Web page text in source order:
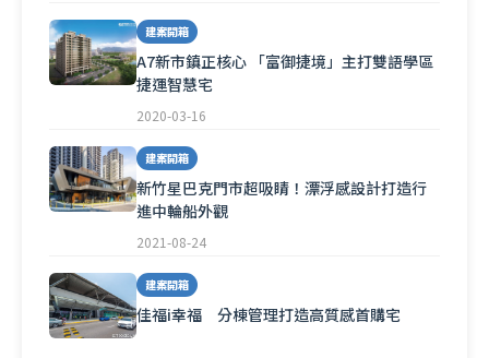
建案開箱
A7新市鎮正核心 「富御捷境」主打雙語學區
捷運智慧宅
2020-03-16
建案開箱
新竹星巴克門市超吸睛！漂浮感設計打造行
進中輪船外觀
2021-08-24
建案開箱
佳福i幸福 分棟管理打造高質感首購宅